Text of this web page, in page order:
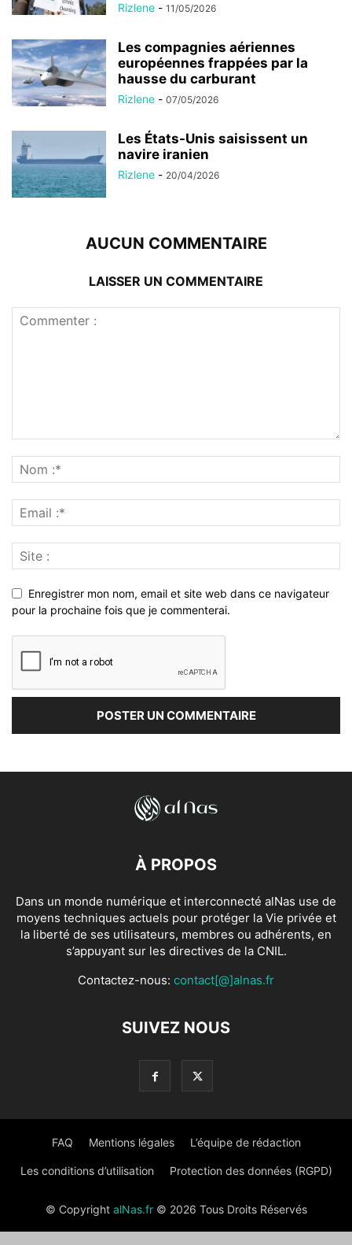
Rizlene - 11/05/2026
Les compagnies aériennes
européennes frappées par la
hausse du carburant
Rizlene - 07/05/2026
Les États-Unis saisissent un
navire iranien
Rizlene - 20/04/2026
AUCUN COMMENTAIRE
LAISSER UN COMMENTAIRE
Enregistrer mon nom, email et site web dans ce navigateur
pour la prochaine fois que je commenterai.
À PROPOS
Dans un monde numérique et interconnecté alNas use de
moyens techniques actuels pour protéger la Vie privée et
la liberté de ses utilisateurs, membres ou adhérents, en
s’appuyant sur les directives de la CNIL.
Contactez-nous: contact[@]alnas.fr
SUIVEZ NOUS
FAQ Mentions légales L’équipe de rédaction
Les conditions d’utilisation Protection des données (RGPD)
© Copyright alNas.fr© 2026 Tous Droits Réservés